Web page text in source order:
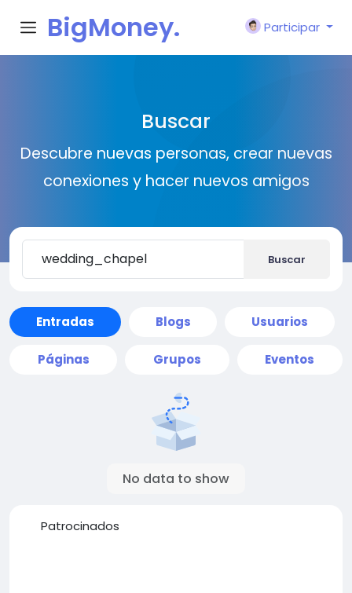
BigMoney.
Participar
Buscar
Descubre nuevas personas, crear nuevas
conexiones y hacer nuevos amigos
Buscar
Entradas Blogs Usuarios
Páginas Grupos Eventos
No data to show
Patrocinados